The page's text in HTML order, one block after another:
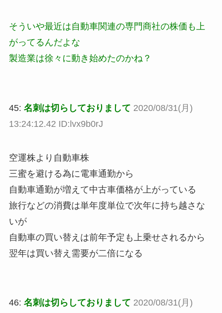
そういや最近は自動車関連の専門商社の株価も上
がってるんだよな
製造業は徐々に動き始めたのかね？
45: 名刺は切らしておりまして 2020/08/31(月)
13:24:12.42 ID:lvx9b0rJ
空運株より自動車株
三蜜を避ける為に電車通勤から
自動車通勤が増えて中古車価格が上がっている
旅行などの消費は単年度単位で次年に持ち越さな
いが
自動車の買い替えは前年予定も上乗せされるから
翌年は買い替え需要が二倍になる
46: 名刺は切らしておりまして 2020/08/31(月)